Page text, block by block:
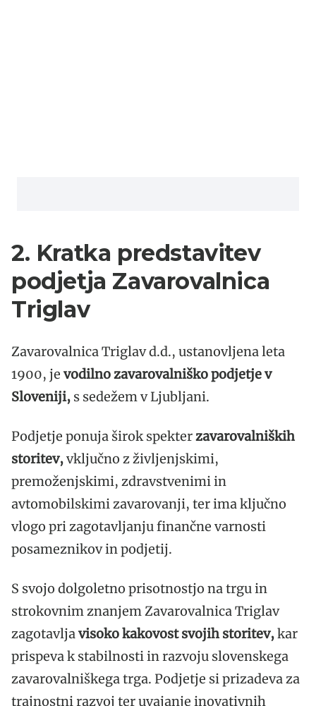
2. Kratka predstavitev
podjetja Zavarovalnica
Triglav
Zavarovalnica Triglav d.d., ustanovljena leta
1900, je vodilno zavarovalniško podjetje v
Sloveniji, s sedežem v Ljubljani.
Podjetje ponuja širok spekterzavarovalniških
storitev,vključno z življenjskimi,
premoženjskimi, zdravstvenimi in
avtomobilskimi zavarovanji, ter ima ključno
vlogo pri zagotavljanju finančne varnosti
posameznikov in podjetij.
S svojo dolgoletno prisotnostjo na trgu in
strokovnim znanjem Zavarovalnica Triglav
zagotavlja visoko kakovost svojih storitev,kar
prispeva k stabilnosti in razvoju slovenskega
zavarovalniškega trga. Podjetje si prizadeva za
trajnostni razvoj ter uvajanje inovativnih